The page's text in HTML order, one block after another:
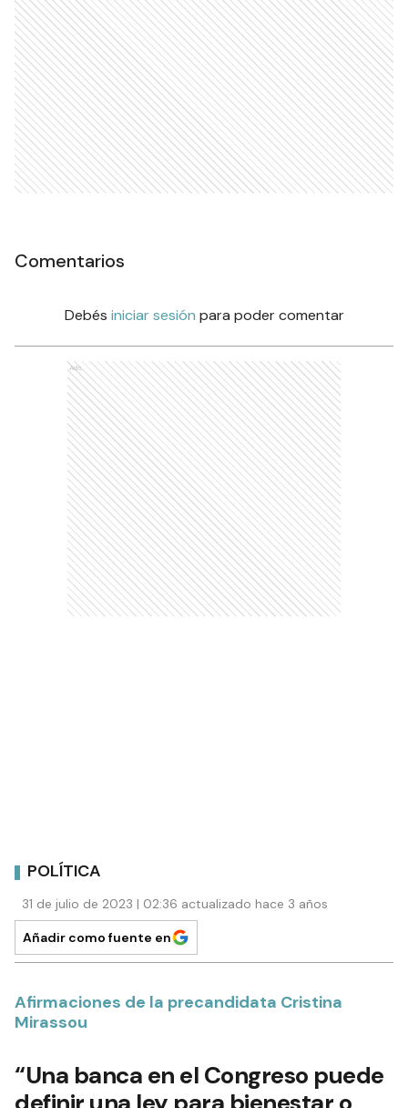
Comentarios
Debés iniciar sesión para poder comentar
Ads
POLÍTICA
31 de julio de 2023 | 02:36 actualizado hace 3 años
Añadir como fuente en
Afirmaciones de la precandidata Cristina
Mirassou
“Una banca en el Congreso puede